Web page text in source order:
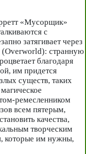
«Мусорщик»
с
затягивает через
(Overworld): странную
благодаря
им придется
существ, таких
ремесленником
всем пятерым,
качества,
творческим
которые им нужны,